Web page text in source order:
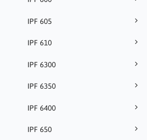
IPF 605
IPF 610
IPF 6300
IPF 6350
IPF 6400
IPF 650